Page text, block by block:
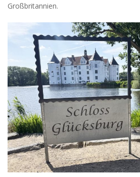
Großbritannien.